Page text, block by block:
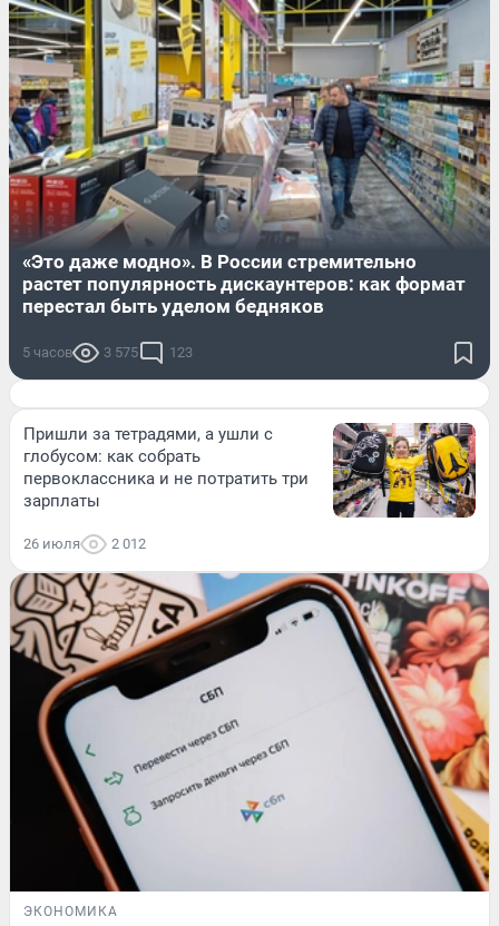
«Это даже модно». В России стремительно
растет популярность дискаунтеров: как формат
перестал быть уделом бедняков
5 часов 3 575 123
Пришли за тетрадями, а ушли с
глобусом: как собрать
первоклассника и не потратить три
зарплаты
26 июля 2 012
ЭКОНОМИКА